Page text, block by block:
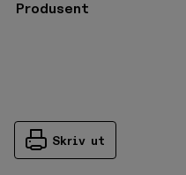
Produsent
Skriv ut